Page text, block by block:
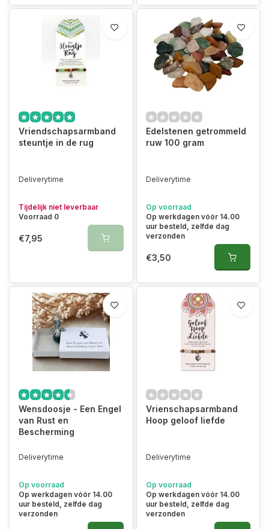
Vriendschapsarmband
steuntje in de rug
Deliverytime
Tijdelijk niet leverbaar
Voorraad 0
€7,95
Edelstenen getrommeld
ruw 100 gram
Deliverytime
Op voorraad
Op werkdagen vóór 14.00
uur besteld, zelfde dag
verzonden
€3,50
Wensdoosje - Een Engel
van Rust en
Bescherming
Deliverytime
Op voorraad
Op werkdagen vóór 14.00
uur besteld, zelfde dag
verzonden
Vrienschapsarmband
Hoop geloof liefde
Deliverytime
Op voorraad
Op werkdagen vóór 14.00
uur besteld, zelfde dag
verzonden